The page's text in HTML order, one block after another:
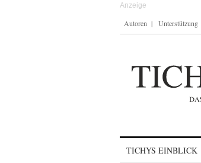
Autoren Unterstützung
TICHYS EINBLICK